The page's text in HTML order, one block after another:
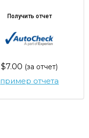
Получить отчет
$7.00 (за отчет)
пример отчета